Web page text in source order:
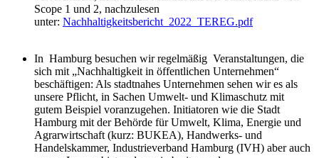
Scope 1 und 2, nachzulesen
unter: Nachhaltigkeitsbericht_2022_TEREG.pdf
In Hamburg besuchen wir regelmäßig Veranstaltungen, die
sich mit „Nachhaltigkeit in öffentlichen Unternehmen“
beschäftigen: Als stadtnahes Unternehmen sehen wir es als
unsere Pflicht, in Sachen Umwelt- und Klimaschutz mit
gutem Beispiel voranzugehen. Initiatoren wie die Stadt
Hamburg mit der Behörde für Umwelt, Klima, Energie und
Agrarwirtschaft (kurz: BUKEA), Handwerks- und
Handelskammer, Industrieverband Hamburg (IVH) aber auch